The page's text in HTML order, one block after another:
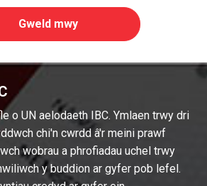
Gweld mwy
o UN aelodaeth IBC. Ymlaen trwy dri
chi'n cwrdd â'r meini prawf
wobrau a phrofiadau uchel trwy
y buddion ar gyfer pob lefel.